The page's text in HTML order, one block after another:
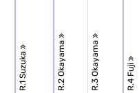
R.1 Suzuka R.2 Okayama R.3 Okayama R.4 Fuji